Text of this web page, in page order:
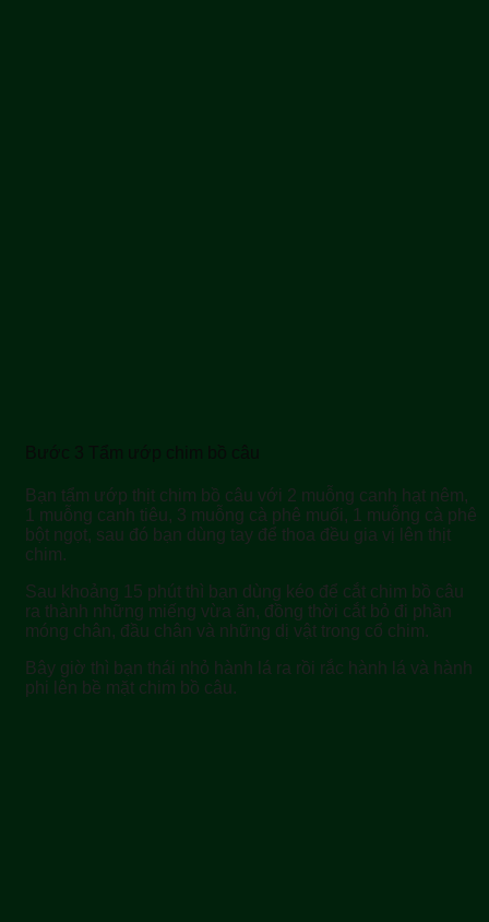
Bước 3 Tẩm ướp chim bồ câu
Bạn tẩm ướp thịt chim bồ câu với 2 muỗng canh hạt nêm,
1 muỗng canh tiêu, 3 muỗng cà phê muối, 1 muỗng cà phê
bột ngọt, sau đó bạn dùng tay để thoa đều gia vị lên thịt
chim.
Sau khoảng 15 phút thì bạn dùng kéo để cắt chim bồ câu
ra thành những miếng vừa ăn, đồng thời cắt bỏ đi phần
móng chân, đầu chân và những dị vật trong cổ chim.
Bây giờ thì bạn thái nhỏ hành lá ra rồi rắc hành lá và hành
phi lên bề mặt chim bồ câu.